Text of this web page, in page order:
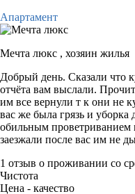
Апартамент
Мечта люкс , хозяин жилья
Добрый день. Сказали что
отчёта вам выслали.
им все вернули т к они не
вас же была грязь и уборка
обильным проветриванием
заезжали после вас им не
1 отзыв о проживании со
Чистота
Цена - качество